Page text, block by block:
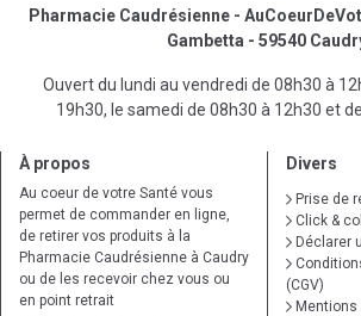
Pharmacie Caudrésienne -
Gambetta - 59540
Ouvert du lundi au vendredi de 08h30 à
19h30, le samedi de 08h30 à 12h30 et
À propos
Au coeur de votre Santé vous
permet de commander en ligne,
de retirer vos produits à la
Pharmacie Caudrésienne à Caudry
ou de les recevoir chez vous ou
en point retrait
Divers
Prise de
Click &
Déclarer
(CGV)